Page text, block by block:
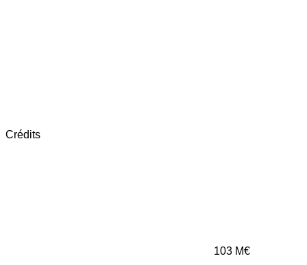
Crédits
103 M€